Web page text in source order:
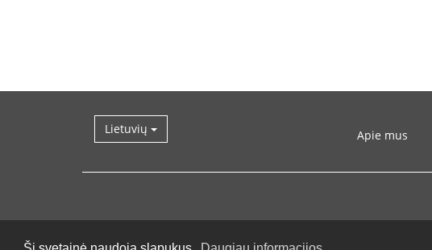
Lietuvių Apie mus